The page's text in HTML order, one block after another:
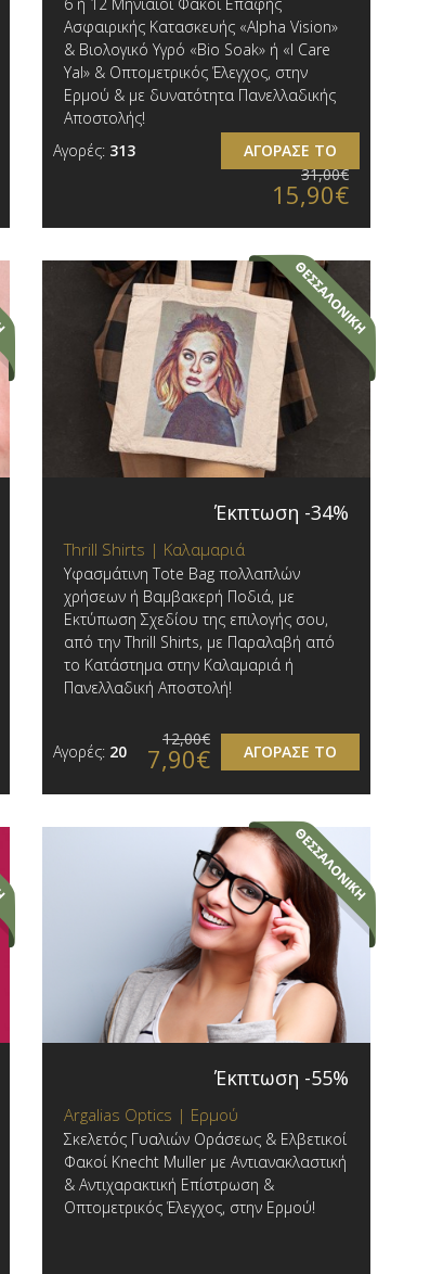
6 ή 12 Μηνιαίοι Φακοί Επαφής
Ασφαιρικής Κατασκευής «Alpha Vision»
& Βιολογικό Υγρό «Bio Soak» ή «I Care
Yal» & Οπτομετρικός Έλεγχος, στην
Ερμού & με δυνατότητα Πανελλαδικής
Αποστολής!
Αγορές: 313
ΑΓΟΡΑΣΕ ΤΟ
31,00€
15,90€
Έκπτωση -34%
Thrill Shirts | Καλαμαριά
Υφασμάτινη Tote Bag πολλαπλών
χρήσεων ή Βαμβακερή Ποδιά, με
Εκτύπωση Σχεδίου της επιλογής σου,
από την Thrill Shirts, με Παραλαβή από
το Κατάστημα στην Καλαμαριά ή
Πανελλαδική Αποστολή!
Αγορές: 20 ΑΓΟΡΑΣΕ ΤΟ
12,00€
7,90€
Έκπτωση -55%
Argalias Optics | Ερμού
Σκελετός Γυαλιών Οράσεως & Ελβετικοί
Φακοί Knecht Muller με Αντιανακλαστική
& Αντιχαρακτική Επίστρωση &
Οπτομετρικός Έλεγχος, στην Ερμού!